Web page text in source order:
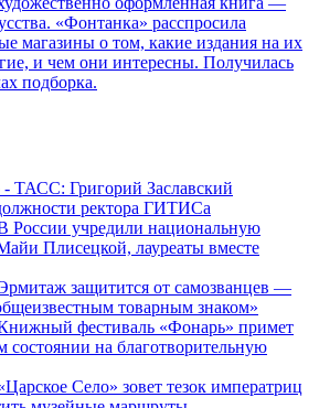
«Фонтанка» расспросила
магазины о том, какие издания на их
и чем они интересны. Получилась
подборка.
- ТАСС: Григорий Заславский
ректора ГИТИСа
России учредили национальную
Плисецкой, лауреаты вместе
защитится от самозванцев —
товарным знаком»
фестиваль «Фонарь» примет
состоянии на благотворительную
Село» зовет тезок императриц